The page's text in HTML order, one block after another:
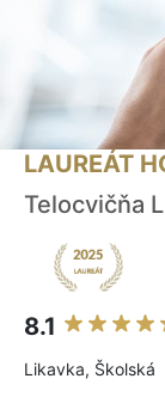
LAUREÁT
Telocvičňa
8.1
Likavka, Školská